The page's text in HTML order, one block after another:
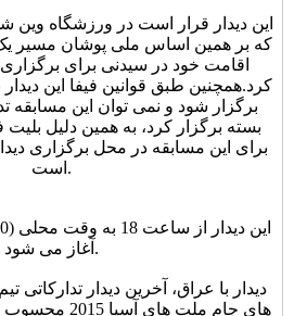
این دیدار قرار است در ورزشگاه وین
که بر همین اساس ملی پوشان مسیر
اقامت خود در سیدنی برای
کرد.همچنین طبق قوانین فیفا این
برگزار شود و نمی توان این مسابقه
بسته برگزار کرد، به همین دلیل
برای این مسابقه در محل برگزاری
است.
آغاز می شود.
دیدار با عراق، آخرین دیدار تدارکاتی
های جام ملت